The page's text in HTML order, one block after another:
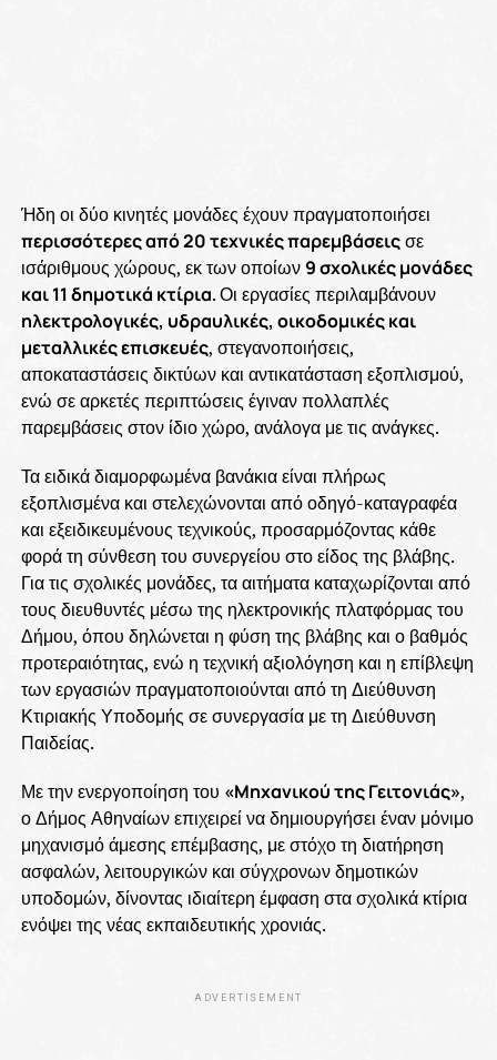
Ήδη οι δύο κινητές μονάδες έχουν πραγματοποιήσει
περισσότερες από 20 τεχνικές παρεμβάσειςσε
ισάριθμους χώρους, εκ των οποίων9 σχολικές μονάδες
και 11 δημοτικά κτίρια. Οι εργασίες περιλαμβάνουν
ηλεκτρολογικές, υδραυλικές, οικοδομικές και
μεταλλικές επισκευές, στεγανοποιήσεις,
αποκαταστάσεις δικτύων και αντικατάσταση εξοπλισμού,
ενώ σε αρκετές περιπτώσεις έγιναν πολλαπλές
παρεμβάσεις στον ίδιο χώρο, ανάλογα με τις ανάγκες.
Τα ειδικά διαμορφωμένα βανάκια είναι πλήρως
εξοπλισμένα και στελεχώνονται από οδηγό-καταγραφέα
και εξειδικευμένους τεχνικούς, προσαρμόζοντας κάθε
φορά τη σύνθεση του συνεργείου στο είδος της βλάβης.
Για τις σχολικές μονάδες, τα αιτήματα καταχωρίζονται από
τους διευθυντές μέσω της ηλεκτρονικής πλατφόρμας του
Δήμου, όπου δηλώνεται η φύση της βλάβης και ο βαθμός
προτεραιότητας, ενώ η τεχνική αξιολόγηση και η επίβλεψη
των εργασιών πραγματοποιούνται από τη Διεύθυνση
Κτιριακής Υποδομής σε συνεργασία με τη Διεύθυνση
Παιδείας.
Με την ενεργοποίηση του «Μηχανικού της Γειτονιάς»,
ο Δήμος Αθηναίων επιχειρεί να δημιουργήσει έναν μόνιμο
μηχανισμό άμεσης επέμβασης, με στόχο τη διατήρηση
ασφαλών, λειτουργικών και σύγχρονων δημοτικών
υποδομών, δίνοντας ιδιαίτερη έμφαση στα σχολικά κτίρια
ενόψει της νέας εκπαιδευτικής χρονιάς.
ADVERTISEMENT